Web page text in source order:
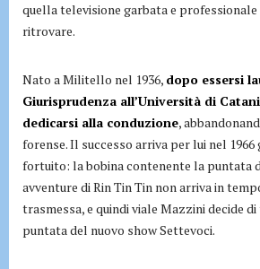
quella televisione garbata e
ritrovare.
Nato a Militello nel 1936, dopo essersi
Giurisprudenza all’Università di
dedicarsi alla conduzione,
forense. Il successo arriva per lui nel 1966
fortuito: la bobina contenente la puntata
avventure di Rin Tin Tin non arriva in
trasmessa, e quindi viale Mazzini decide
puntata del nuovo show Settevoci.